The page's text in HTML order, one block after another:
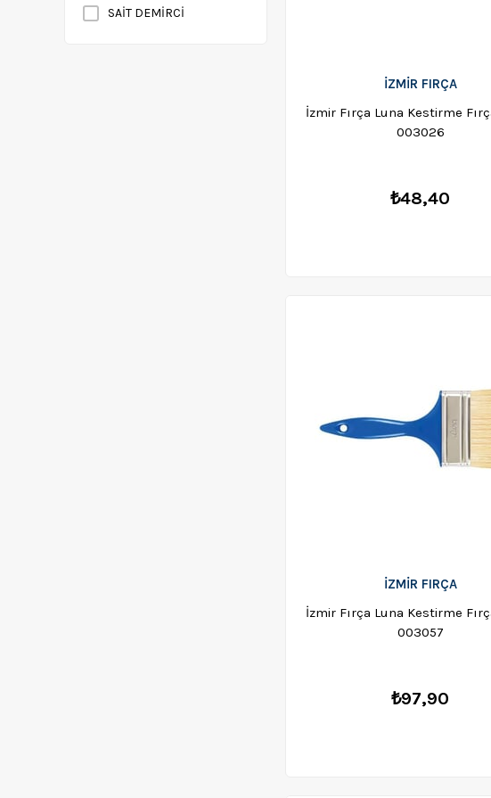
SAİT DEMİRCİ
İZMİR FIRÇA
İzmir Fırça Luna Kestirme
003026
₺48,40
İZMİR FIRÇA
İzmir Fırça Luna Kestirme
003057
₺97,90